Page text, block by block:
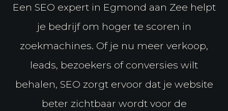
Een SEO expert in Egmond aan Zee helpt
je bedrijf om hoger te scoren in
zoekmachines. Of je nu meer verkoop,
leads, bezoekers of conversies wilt
behalen, SEO zorgt ervoor dat je website
beter zichtbaar wordt voor de